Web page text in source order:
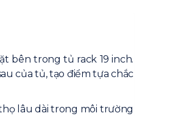
bên trong tủ rack 19 inch.
của tủ, tạo điểm tựa chắc
lâu dài trong môi trường